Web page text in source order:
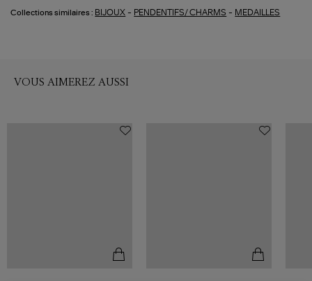
Collections similaires : BIJOUX - PENDENTIFS/ CHARMS - MEDAILLES
VOUS AIMEREZ AUSSI